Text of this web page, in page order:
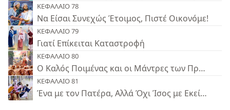
ΚΕΦΑΛΑΙΟ 78
Να Είσαι Συνεχώς Έτοιμος, Πιστέ Οικονόμε!
ΚΕΦΑΛΑΙΟ 79
Γιατί Επίκειται Καταστροφή
ΚΕΦΑΛΑΙΟ 80
Ο Καλός Ποιμένας και οι Μάντρες των Προβάτων
ΚΕΦΑΛΑΙΟ 81
Ένα με τον Πατέρα, Αλλά Όχι Ίσος με Εκείνον